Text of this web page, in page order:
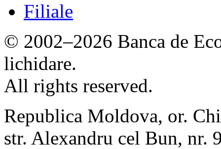
Filiale
© 2002–2026 Banca de
lichidare.
All rights reserved.
Republica Moldova, or.
str. Alexandru cel Bun, nr.